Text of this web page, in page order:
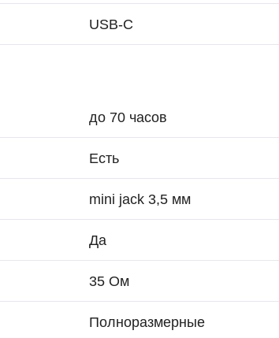
USB-C
до 70 часов
Есть
mini jack 3,5 мм
Да
35 Ом
Полноразмерные